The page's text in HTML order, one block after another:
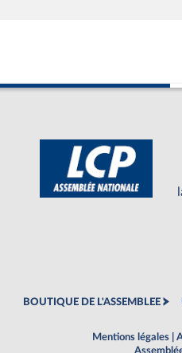
BOUTIQUE DE L'ASSEMBLEE
Mentions légales